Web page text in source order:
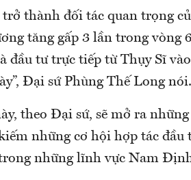
trở thành đối tác quan trọng
tăng gấp 3 lần trong vòng
đầu tư trực tiếp từ Thụy Sĩ
Đại sứ Phùng Thế Long nói.
theo Đại sứ, sẽ mở ra
những cơ hội hợp tác đầu
những lĩnh vực Nam